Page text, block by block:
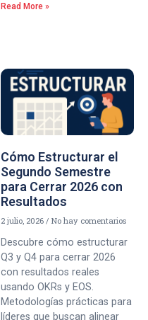
Read More »
Cómo Estructurar el
Segundo Semestre
para Cerrar 2026 con
Resultados
2 julio, 2026 No hay comentarios
Descubre cómo estructurar
Q3 y Q4 para cerrar 2026
con resultados reales
usando OKRs y EOS.
Metodologías prácticas para
líderes que buscan alinear